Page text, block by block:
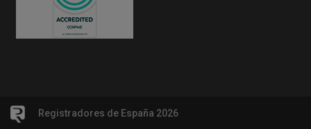
Registradores de España 2026